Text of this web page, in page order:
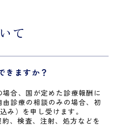
て
きますか？
合、国が定めた診療報酬に
診療の相談のみの場合、初
み）を申し受けます。
、検査、注射、処方などを